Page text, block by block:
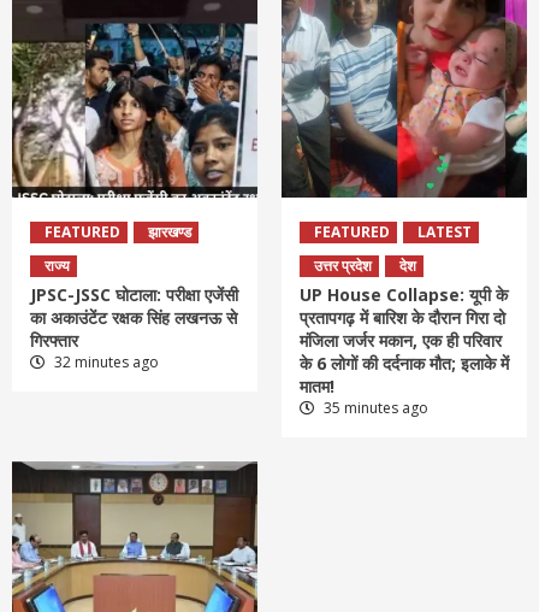
FEATURED
झारखण्ड
राज्य
JPSC-JSSC घोटाला: परीक्षा एजेंसी
का अकाउंटेंट रक्षक सिंह लखनऊ से
गिरफ्तार
32 minutes ago
FEATURED
LATEST
उत्तर प्रदेश
देश
UP House Collapse: यूपी के
प्रतापगढ़ में बारिश के दौरान गिरा दो
मंजिला जर्जर मकान, एक ही परिवार
के 6 लोगों की दर्दनाक मौत; इलाके में
मातम!
35 minutes ago